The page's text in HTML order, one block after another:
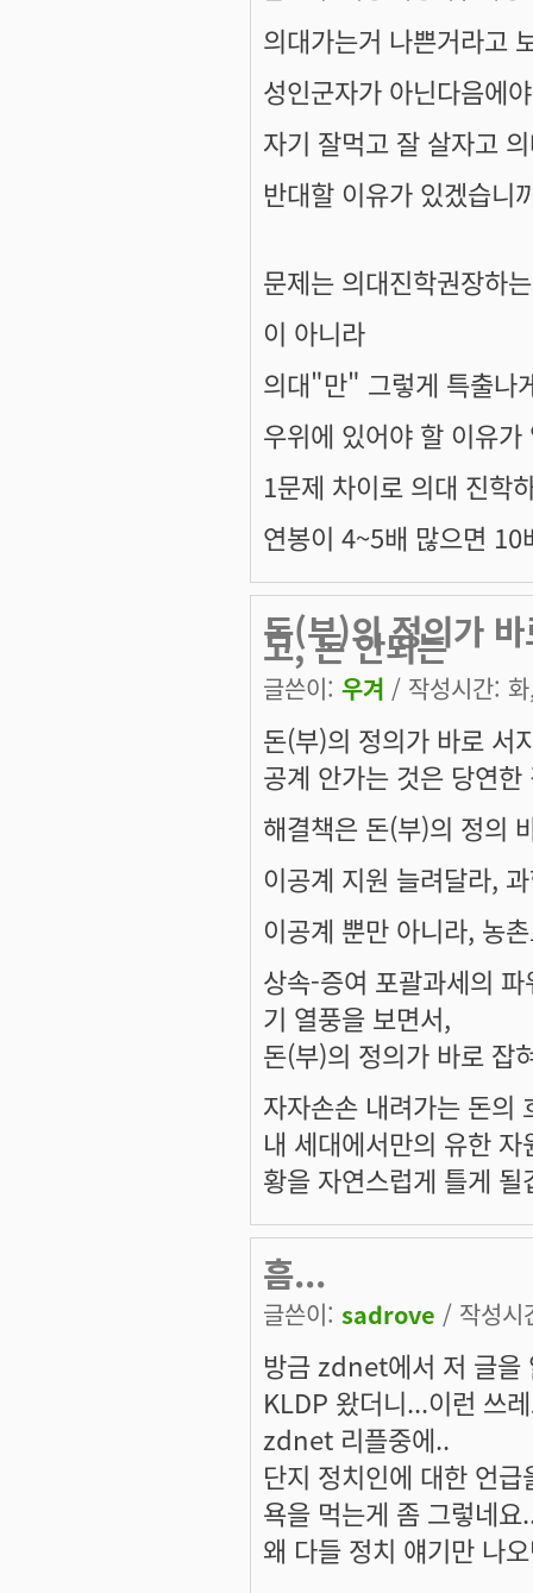
의대가는거 나쁜거라고
성인군자가 아닌다음에야
자기 잘먹고 잘 살자고
반대할 이유가 있겠습니
문제는 의대진학권장하
이 아니라
의대"만" 그렇게 특출나
우위에 있어야 할 이유가
1문제 차이로 의대 진학
연봉이 4~5배 많으면
돈(부)의 정의가
고, 돈 안되는
글쓴이: 우겨 / 작성시간:
돈(부)의 정의가 바로 서
공계 안가는 것은 당연한
해결책은 돈(부)의 정의
이공계 지원 늘려달라,
이공계 뿐만 아니라, 농
상속-증여 포괄과세의
기 열풍을 보면서,
돈(부)의 정의가 바로 잡
자자손손 내려가는 돈의
내 세대에서만의 유한
황을 자연스럽게 틀게 될
흠...
글쓴이: sadrove / 작성
방금 zdnet에서 저 글을
KLDP 왔더니...이런 쓰
zdnet 리플중에..
단지 정치인에 대한 언
욕을 먹는게 좀 그렇네요
왜 다들 정치 얘기만 나